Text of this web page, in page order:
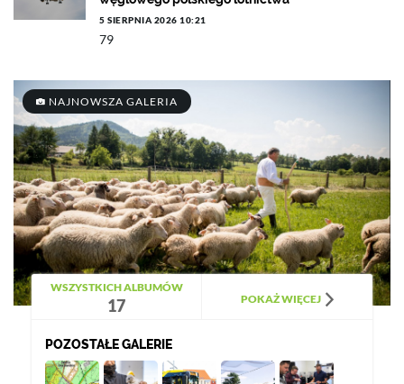
5 SIERPNIA 2026 10:21
79
NAJNOWSZA GALERIA
WSZYSTKICH ALBUMÓW
17 POKAŻ WIĘCEJ
POZOSTAŁE GALERIE